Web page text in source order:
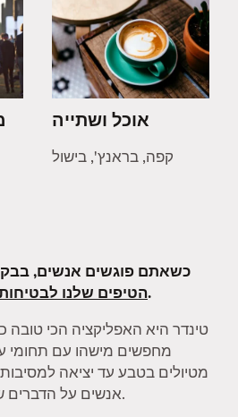
אוכל ושתייה
קפה, בראנץ', בישול
כשאתם פוגשים אנשים,
הטיפים שלנושלנו.
טינדר היא האפליקציה הכי טובה
מחפשים מישהו עם תחומי
מטיולים בטבע עד יציאה
אנשים על הדברים שאתם הכי נהנים לעשות.